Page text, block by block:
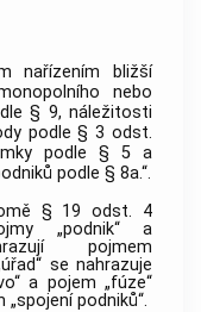
nařízením bližší
nebo
§ 9, náležitosti
podle § 3 odst.
podle § 5 a
podle § 8a.“.
§ 19 odst. 4
„podnik“ a
pojmem
se nahrazuje
a pojem „fúze“
podniků“.